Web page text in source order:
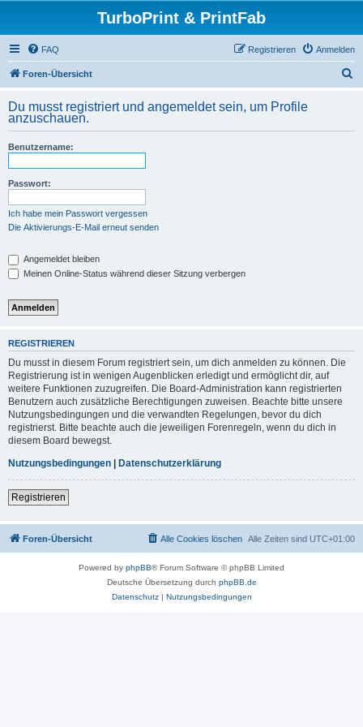
TurboPrint & PrintFab
FAQ Anmelden
Registrieren
Foren-Übersicht
h
Du musst registriert und angemeldet sein, um Profile
anzuschauen.
Benutzername:
Passwort:
Ich habe mein Passwort vergessen
Die Aktivierungs-E-Mail erneut senden
Angemeldet bleiben
Meinen Online-Status während dieser Sitzung verbergen
REGISTRIEREN
Du musst in diesem Forum registriert sein, um dich anmelden zu können. Die
Registrierung ist in wenigen Augenblicken erledigt und ermöglicht dir, auf
weitere Funktionen zuzugreifen. Die Board-Administration kann registrierten
Benutzern auch zusätzliche Berechtigungen zuweisen. Beachte bitte unsere
Nutzungsbedingungen und die verwandten Regelungen, bevor du dich
registrierst. Bitte beachte auch die jeweiligen Forenregeln, wenn du dich in
diesem Board bewegst.
Nutzungsbedingungen | Datenschutzerklärung
Registrieren
Foren-Übersicht Alle Zeiten sind UTC+01:00
Alle Cookies löschen
Powered by phpBB® Forum Software © phpBB Limited
Deutsche Übersetzung durch phpBB.de
Datenschutz| Nutzungsbedingungen